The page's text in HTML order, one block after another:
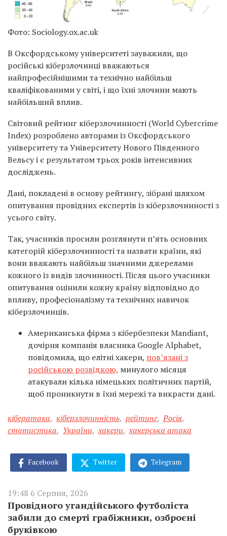
Фото: Sociology.ox.ac.uk
В Оксфордському університеті зауважили, що
російські кіберзлочинці вважаються
найпрофесійнішими та технічно найбільш
кваліфікованими у світі, і що їхні злочини мають
найбільший вплив.
Світовий рейтинг кіберзлочинності (World Cybercrime
Index) розроблено авторами із Оксфордського
університету та Університету Нового Південного
Вельсу і є результатом трьох років інтенсивних
досліджень.
Дані, покладені в основу рейтингу, зібрані шляхом
опитування провідних експертів із кіберзлочинності з
усього світу.
Так, учасників просили розглянути п’ять основних
категорій кіберзлочинності та назвати країни, які
вони вважають найбільш значними джерелами
кожного із видів злочинності. Після цього учасники
опитування оцінили кожну країну відповідно до
впливу, професіоналізму та технічних навичок
кіберзлочинців.
Американська фірма з кібербезпеки Mandiant,
дочірня компанія власника Google Alphabet,
повідомила, що елітні хакери, пов’язані з
російською розвідкою, минулого місяця
атакували кілька німецьких політичних партій,
щоб проникнути в їхні мережі та викрасти дані.
кібератака, кіберзлочинність, рейтинг, Росія,
статистика, України, хакери, хакерська атака
Facebook Twitter Telegram
19:48 6 Серпня, 2026
Провідного угандійського футболіста
забили до смерті грабіжники, озброєні
бруківкою